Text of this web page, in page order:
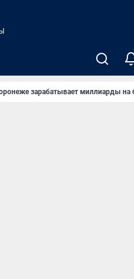
зарабатывает миллиарды на